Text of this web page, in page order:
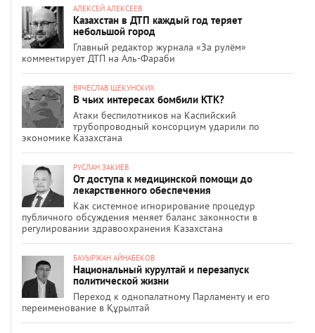
АЛЕКСЕЙ АЛЕКСЕЕВ
Казахстан в ДТП каждый год теряет
небольшой город
Главный редактор журнала «За рулём»
комментирует ДТП на Аль-Фараби
ВЯЧЕСЛАВ ЩЕКУНСКИХ
В чьих интересах бомбили КТК?
Атаки беспилотников на Каспийский
трубопроводный консорциум ударили по
экономике Казахстана
РУСЛАН ЗАКИЕВ
От доступа к медицинской помощи до
лекарственного обеспечения
Как системное игнорирование процедур
публичного обсуждения меняет баланс законности в
регулировании здравоохранения Казахстана
БАУЫРЖАН АЙНАБЕКОВ
Национальный курултай и перезапуск
политической жизни
Переход к однопалатному Парламенту и его
переименование в Құрылтай